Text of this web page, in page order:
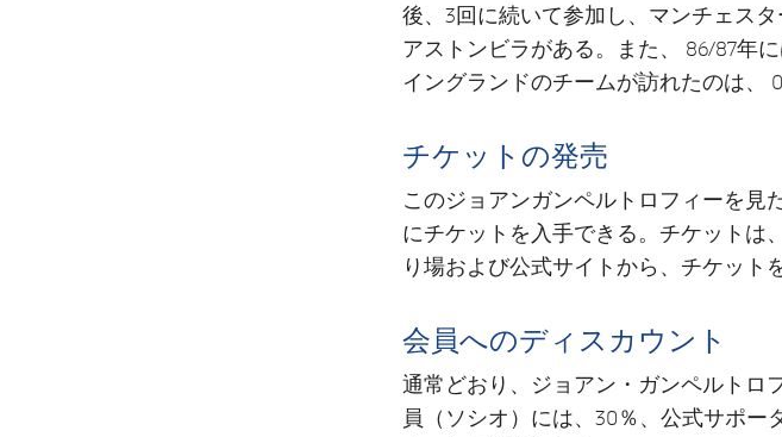
後、3回に続いて参加し、マンチェス
アストンビラがある。また、 86/87年
イングランドのチームが訪れたのは、
チケットの発売
このジョアンガンペルトロフィーを見
にチケットを入手できる。チケットは
り場および公式サイトから、チケット
会員へのディスカウント
通常どおり、ジョアン・ガンペルトロ
員（ソシオ）には、30％、公式サポー